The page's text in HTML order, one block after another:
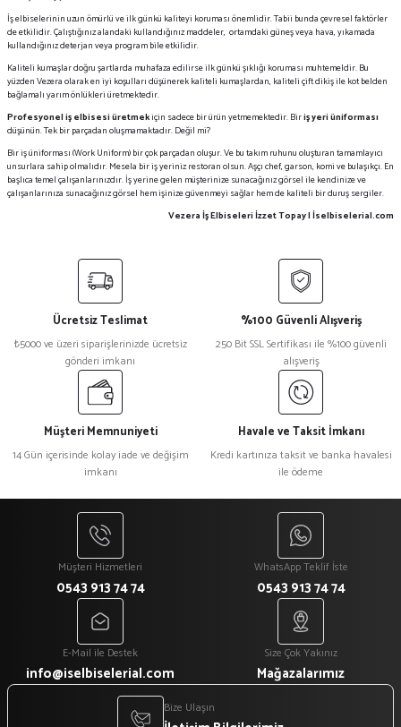
İş elbiselerinin uzun ömürlü ve ilk günkü kaliteyi koruması önemlidir. Tabii bunda çevresel faktörler
de etkilidir. Çalıştığınız alandaki kullandığınız maddeler, ortamdaki güneş veya hava, yıkamada
kullandığınız deterjan veya program bile etkilidir.
Kaliteli kumaşlar doğru şartlarda muhafaza edilirse ilk günkü şıklığı koruması muhtemeldir. Bu
yüzden Vezera olarak en iyi koşulları düşünerek kaliteli kumaşlardan, kaliteli çift dikiş ile kot belden
bağlamalı yarım önlükleri üretmektedir.
Profesyonel iş elbisesi üretmekiçin sadece bir ürün yetmemektedir. Biriş yeri üniforması
düşünün. Tek bir parçadan oluşmamaktadır. Değil mi?
Bir iş üniforması (Work Uniform) bir çok parçadan oluşur. Ve bu takım ruhunu oluşturan tamamlayıcı
unsurlara sahip olmalıdır. Mesela bir iş yeriniz restoran olsun. Aşçı chef, garson, komi ve bulaşıkçı. En
başlıca temel çalışanlarınızdır. İş yerine gelen müşterinize sunacağınız görsel ile kendinize ve
çalışanlarınıza sunacağınız görsel hem işinize güvenmeyi sağlar hem de kaliteli bir duruş sergiler.
Vezera İş Elbiseleri İzzet Topay | İselbiselerial.com
Ücretsiz Teslimat
₺5000 ve üzeri siparişlerinizde ücretsiz
gönderi imkanı
%100 Güvenli Alışveriş
250 Bit SSL Sertifikası ile %100 güvenli
alışveriş
Müşteri Memnuniyeti
14 Gün içerisinde kolay iade ve değişim
imkanı
Havale ve Taksit İmkanı
Kredi kartınıza taksit ve banka havalesi
ile ödeme
Müşteri Hizmetleri
0543 913 74 74
WhatsApp Teklif İste
0543 913 74 74
E-Mail ile Destek
info@iselbiselerial.com
Size Çok Yakınız
Mağazalarımız
Bize Ulaşın